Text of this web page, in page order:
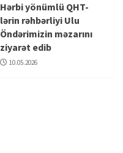
Hərbi yönümlü QHT-
lərin rəhbərliyi Ulu
Öndərimizin məzarını
ziyarət edib
10.05.2026